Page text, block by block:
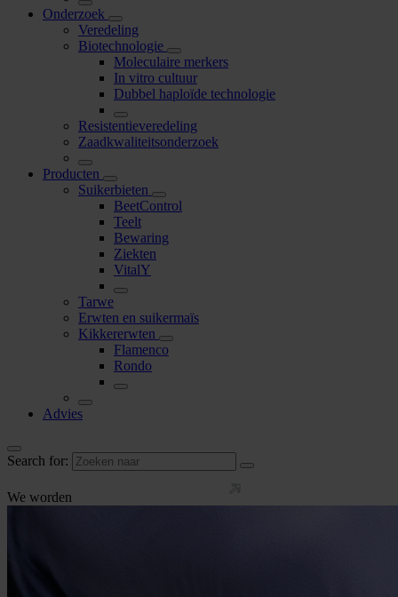
Onderzoek
Veredeling
Biotechnologie
Moleculaire merkers
In vitro cultuur
Dubbel haploïde technologie
Resistentieveredeling
Zaadkwaliteitsonderzoek
Producten
Suikerbieten
BeetControl
Teelt
Bewaring
Ziekten
VitalY
Tarwe
Erwten en suikermaïs
Kikkererwten
Flamenco
Rondo
Advies
Search for:
We worden